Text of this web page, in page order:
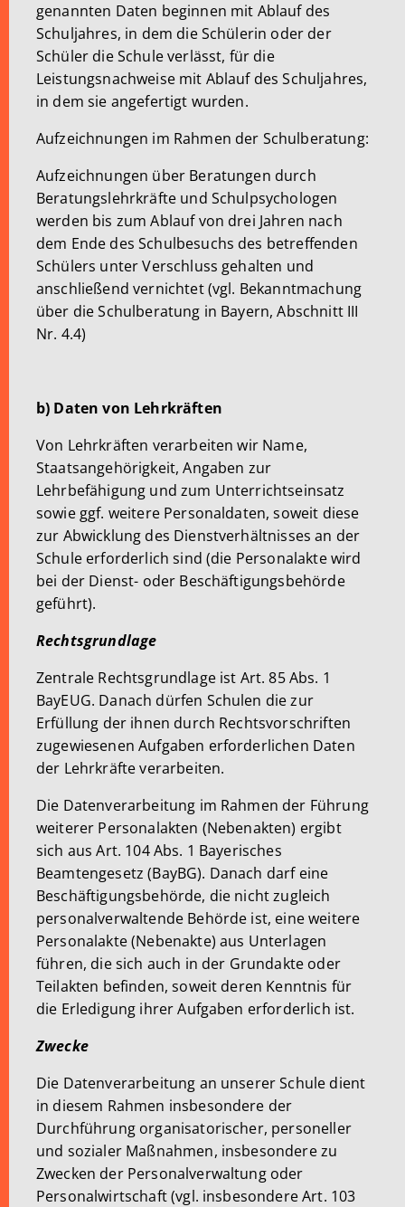
genannten Daten beginnen mit Ablauf des
Schuljahres, in dem die Schülerin oder der
Schüler die Schule verlässt, für die
Leistungsnachweise mit Ablauf des Schuljahres,
in dem sie angefertigt wurden.
Aufzeichnungen im Rahmen der Schulberatung:
Aufzeichnungen über Beratungen durch
Beratungslehrkräfte und Schulpsychologen
werden bis zum Ablauf von drei Jahren nach
dem Ende des Schulbesuchs des betreffenden
Schülers unter Verschluss gehalten und
anschließend vernichtet (vgl. Bekanntmachung
über die Schulberatung in Bayern, Abschnitt III
Nr. 4.4)
b) Daten von Lehrkräften
Von Lehrkräften verarbeiten wir Name,
Staatsangehörigkeit, Angaben zur
Lehrbefähigung und zum Unterrichtseinsatz
sowie ggf. weitere Personaldaten, soweit diese
zur Abwicklung des Dienstverhältnisses an der
Schule erforderlich sind (die Personalakte wird
bei der Dienst- oder Beschäftigungsbehörde
geführt).
Rechtsgrundlage
Zentrale Rechtsgrundlage ist Art. 85 Abs. 1
BayEUG. Danach dürfen Schulen die zur
Erfüllung der ihnen durch Rechtsvorschriften
zugewiesenen Aufgaben erforderlichen Daten
der Lehrkräfte verarbeiten.
Die Datenverarbeitung im Rahmen der Führung
weiterer Personalakten (Nebenakten) ergibt
sich aus Art. 104 Abs. 1 Bayerisches
Beamtengesetz (BayBG). Danach darf eine
Beschäftigungsbehörde, die nicht zugleich
personalverwaltende Behörde ist, eine weitere
Personalakte (Nebenakte) aus Unterlagen
führen, die sich auch in der Grundakte oder
Teilakten befinden, soweit deren Kenntnis für
die Erledigung ihrer Aufgaben erforderlich ist.
Zwecke
Die Datenverarbeitung an unserer Schule dient
in diesem Rahmen insbesondere der
Durchführung organisatorischer, personeller
und sozialer Maßnahmen, insbesondere zu
Zwecken der Personalverwaltung oder
Personalwirtschaft (vgl. insbesondere Art. 103